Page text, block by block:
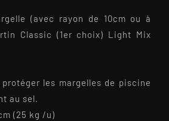
(avec rayon de 10cm ou à
Classic (1er choix) Light Mix
les margelles de piscine
au sel.
(25 kg /u)